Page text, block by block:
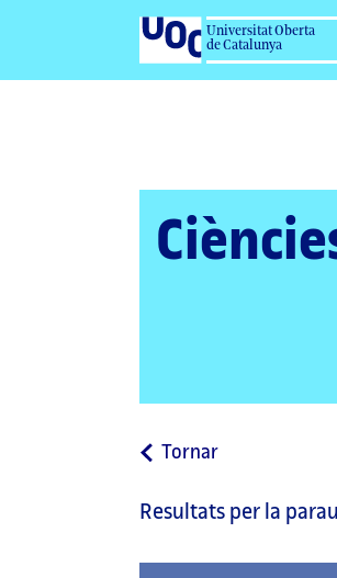
Universitat Oberta
de Catalunya
Tornara
pàgina
Resultats per la